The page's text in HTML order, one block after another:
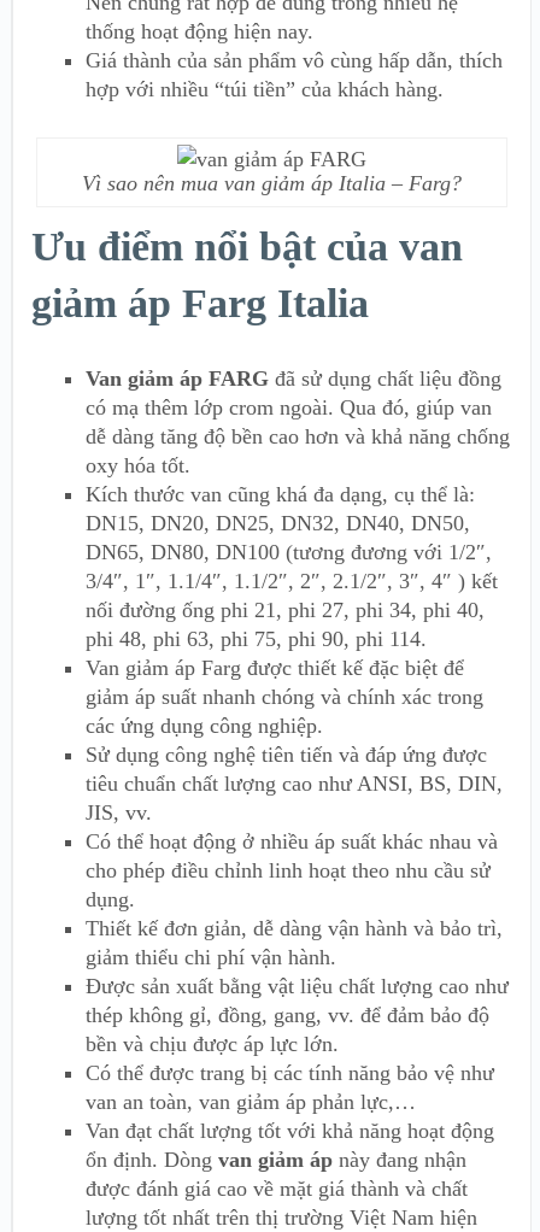
thống hoạt động hiện nay.
Giá thành của sản phẩm vô cùng hấp dẫn, thích
hợp với nhiều “túi tiền” của khách hàng.
Vì sao nên mua van giảm áp Italia – Farg?
Ưu điểm nổi bật của van
giảm áp Farg Italia
Van giảm áp FARG đã sử dụng chất liệu đồng
có mạ thêm lớp crom ngoài. Qua đó, giúp van
dễ dàng tăng độ bền cao hơn và khả năng chống
oxy hóa tốt.
Kích thước van cũng khá đa dạng, cụ thể là:
DN15, DN20, DN25, DN32, DN40, DN50,
DN65, DN80, DN100 (tương đương với 1/2″,
3/4″, 1″, 1.1/4″, 1.1/2″, 2″, 2.1/2″, 3″, 4″ ) kết
nối đường ống phi 21, phi 27, phi 34, phi 40,
phi 48, phi 63, phi 75, phi 90, phi 114.
Van giảm áp Farg được thiết kế đặc biệt để
giảm áp suất nhanh chóng và chính xác trong
các ứng dụng công nghiệp.
Sử dụng công nghệ tiên tiến và đáp ứng được
tiêu chuẩn chất lượng cao như ANSI, BS, DIN,
JIS, vv.
Có thể hoạt động ở nhiều áp suất khác nhau và
cho phép điều chỉnh linh hoạt theo nhu cầu sử
dụng.
Thiết kế đơn giản, dễ dàng vận hành và bảo trì,
giảm thiểu chi phí vận hành.
Được sản xuất bằng vật liệu chất lượng cao như
thép không gỉ, đồng, gang, vv. để đảm bảo độ
bền và chịu được áp lực lớn.
Có thể được trang bị các tính năng bảo vệ như
van an toàn, van giảm áp phản lực,…
Van đạt chất lượng tốt với khả năng hoạt động
ổn định. Dòng van giảm áp này đang nhận
được đánh giá cao về mặt giá thành và chất
lượng tốt nhất trên thị trường Việt Nam hiện